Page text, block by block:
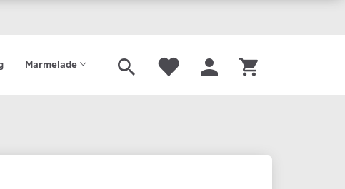
Marmelade Gaveæske
Sirup
Limonade
Mjød
Port
Tilbehør